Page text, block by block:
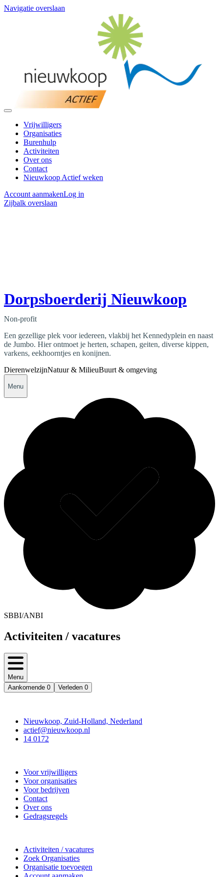
Navigatie overslaan
Vrijwilligers
Organisaties
Burenhulp
Activiteiten
Over ons
Contact
Nieuwkoop Actief weken
Account aanmakenLog in
Zijbalk overslaan
Dorpsboerderij Nieuwkoop
Non-profit
Een gezellige plek voor iedereen, vlakbij het Kennedyplein en naast
de Jumbo. Hier ontmoet je herten, schapen, geiten, diverse kippen,
varkens, eekhoorntjes en konijnen.
DierenwelzijnNatuur & MilieuBuurt & omgeving
Menu
SBBI/ANBI
Activiteiten / vacatures
Menu
Aankomende 0 Verleden 0
Nieuwkoop, Zuid-Holland, Nederland
actief@nieuwkoop.nl
14 0172
Voor vrijwilligers
Voor organisaties
Voor bedrijven
Contact
Over ons
Gedragsregels
Activiteiten / vacatures
Zoek Organisaties
Organisatie toevoegen